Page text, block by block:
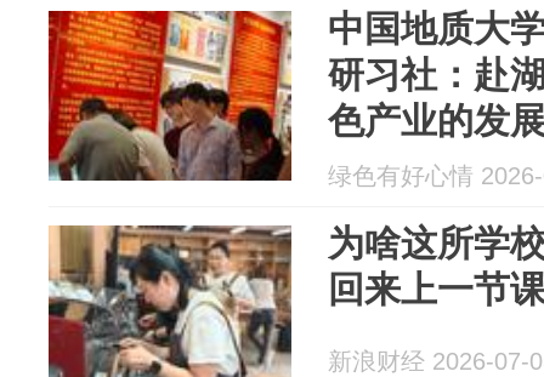
中国地质大
研习社：赴
色产业的发
绿色有好心情
为啥这所学
回来上一节
新浪财经 2026-07-